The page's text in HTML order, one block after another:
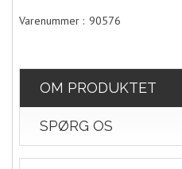
90576
OM PRODUKTET
SPØRG OS